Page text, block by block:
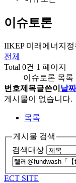
이슈토론
IIKEP 미래에너지
전체
Total 0건 1 페이지
이슈토론 목록
번호제목글쓴이 날짜
게시물이 없습니다.
목록
게시물 검색
검색대상
ECT SITE